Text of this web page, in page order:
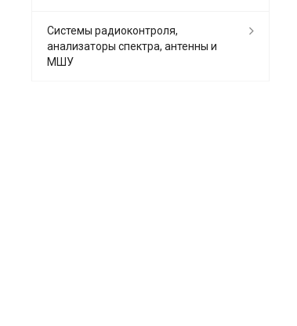
Системы радиоконтроля,
анализаторы спектра, антенны и
МШУ